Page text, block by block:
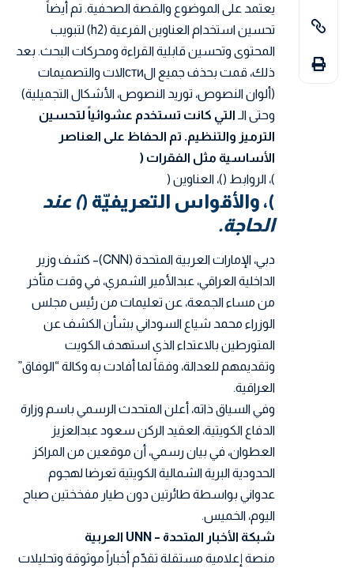
يعتمد على الموضوع والقصة الصحفية. تم أيضاً
تحسين استخدام العناوين الفرعية (h2) لتبويب
المحتوى وتحسين قابلية القراءة ومحركات البحث. بعد
ذلك، قمت بحذف جميع الстиالات والتصميمات
(ألوان النصوص، توريد النصوص، الأشكال التجميلية)
وحتى الـالتي كانت تستخدم عشوائياً لتحسين
الترميز والتنظيم. تم الحفاظ على العناصر
الأساسية مثل الفقرات (
)، الروابط ( )، العناوين (
)، والأقواس التعريفيّة () عند
الحاجة.
دبي، الإمارات العربية المتحدة (CNN)– كشف وزير
الداخلية العراقي، عبدالأمير الشمري، في وقت متأخر
من مساء الجمعة، عن تعليمات من رئيس مجلس
الوزراء محمد شياع السوداني بشأن الكشف عن
المتورطين بالاعتداء الذي استهدف الكويت
وتقديمهم للعدالة، وفقاً لما أفادت به وكالة “الوفاق”
العراقية.
وفي السياق ذاته، أعلن المتحدث الرسمي باسم وزارة
الدفاع الكويتية، العقيد الركن سعود عبدالعزيز
العطوان، في بيان رسمي، أن موقعين من المراكز
الحدودية البرية الشمالية الكويتية تعرضا لهجوم
عدواني بواسطة طائرتين دون طيار مفخختين صباح
اليوم، الخميس.
شبكة الأخبار المتحدة – UNN العربية
منصة إعلامية مستقلة تقدّم أخباراً موثوقة وتحليلات